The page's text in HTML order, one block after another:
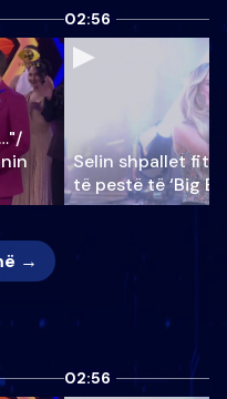
02:56
Selin shpallet
të pestë të ‘Big
→
02:56